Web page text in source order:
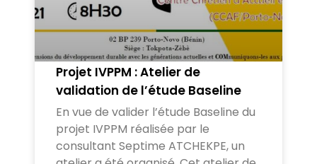
Projet IVPPM : Atelier de
validation de l’étude Baseline
En vue de valider l’étude Baseline du
projet IVPPM réalisée par le
consultant Septime ATCHEKPE, un